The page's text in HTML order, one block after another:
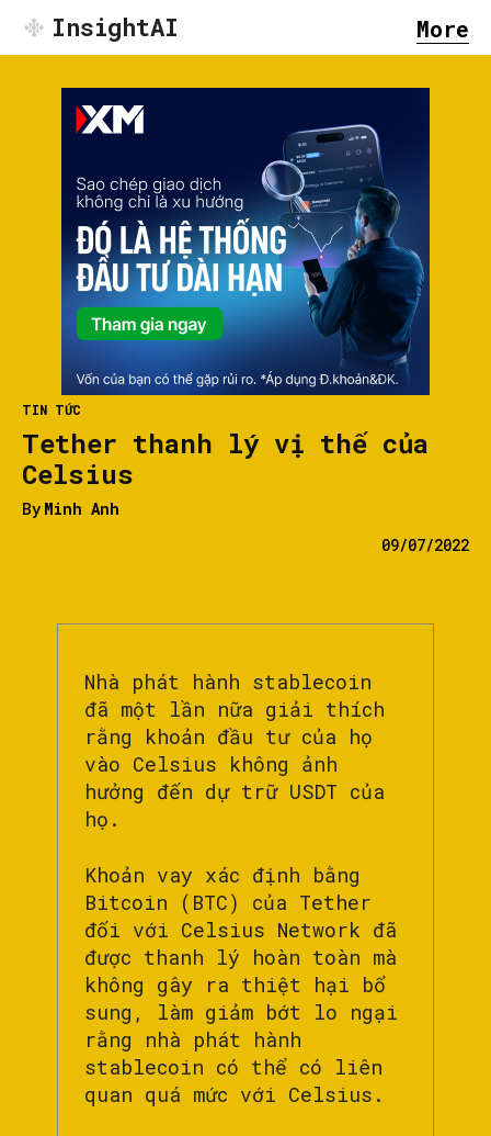
InsightAI More
TIN TỨC
Tether thanh lý vị thế của
Celsius
By Minh Anh
09/07/2022
Nhà phát hành stablecoin
đã một lần nữa giải thích
rằng khoản đầu tư của họ
vào Celsius không ảnh
hưởng đến dự trữ USDT của
họ.
Khoản vay xác định bằng
Bitcoin (BTC) của Tether
đối với Celsius Network đã
được thanh lý hoàn toàn mà
không gây ra thiệt hại bổ
sung, làm giảm bớt lo ngại
rằng nhà phát hành
stablecoin có thể có liên
quan quá mức với Celsius.